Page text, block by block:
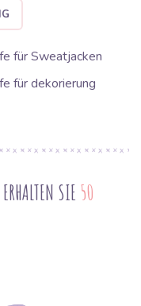
für Sweatjacken
für dekorierung
SIE 50